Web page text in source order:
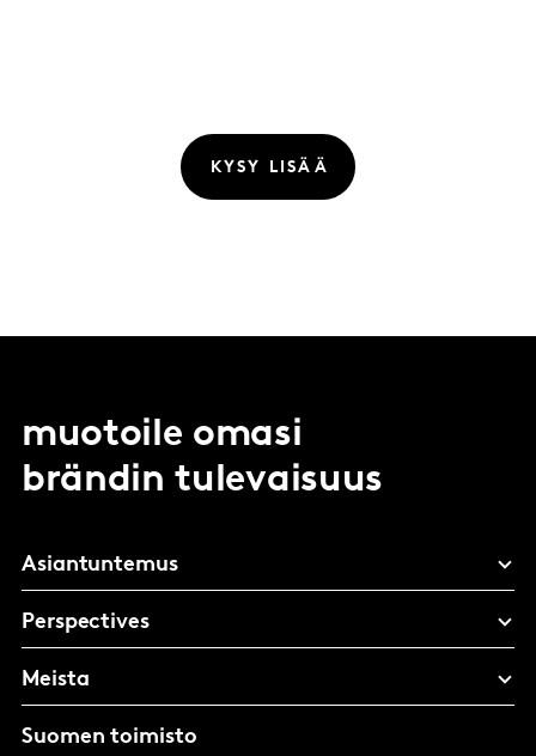
KYSY LISÄÄ
muotoile omasi
brändin tulevaisuus
Asiantuntemus
Perspectives
Meista
Suomen toimisto